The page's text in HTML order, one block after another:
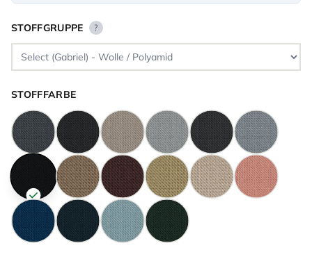
STOFFGRUPPE ?
STOFFFARBE